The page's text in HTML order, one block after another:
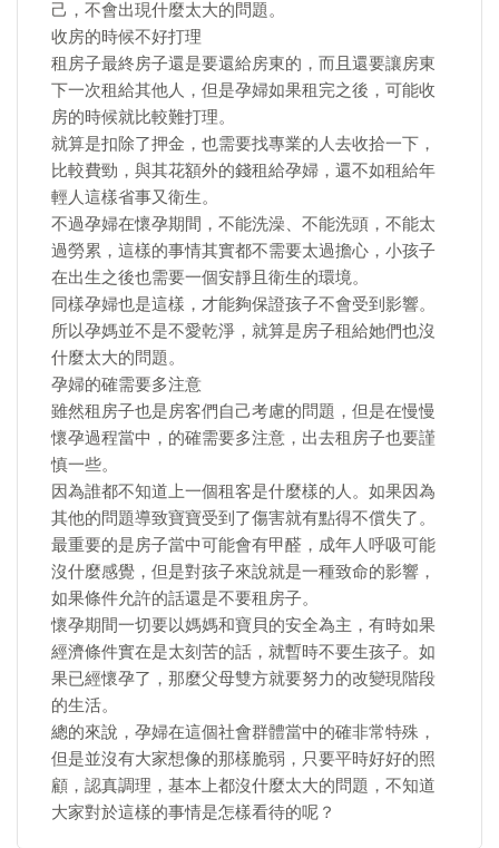
己，不會出現什麼太大的問題。
收房的時候不好打理
租房子最終房子還是要還給房東的，而且還要讓房東
下一次租給其他人，但是孕婦如果租完之後，可能收
房的時候就比較難打理。
就算是扣除了押金，也需要找專業的人去收拾一下，
比較費勁，與其花額外的錢租給孕婦，還不如租給年
輕人這樣省事又衛生。
不過孕婦在懷孕期間，不能洗澡、不能洗頭，不能太
過勞累，這樣的事情其實都不需要太過擔心，小孩子
在出生之後也需要一個安靜且衛生的環境。
同樣孕婦也是這樣，才能夠保證孩子不會受到影響。
所以孕媽並不是不愛乾淨，就算是房子租給她們也沒
什麼太大的問題。
孕婦的確需要多注意
雖然租房子也是房客們自己考慮的問題，但是在慢慢
懷孕過程當中，的確需要多注意，出去租房子也要謹
慎一些。
因為誰都不知道上一個租客是什麼樣的人。如果因為
其他的問題導致寶寶受到了傷害就有點得不償失了。
最重要的是房子當中可能會有甲醛，成年人呼吸可能
沒什麼感覺，但是對孩子來說就是一種致命的影響，
如果條件允許的話還是不要租房子。
懷孕期間一切要以媽媽和寶貝的安全為主，有時如果
經濟條件實在是太刻苦的話，就暫時不要生孩子。如
果已經懷孕了，那麼父母雙方就要努力的改變現階段
的生活。
總的來說，孕婦在這個社會群體當中的確非常特殊，
但是並沒有大家想像的那樣脆弱，只要平時好好的照
顧，認真調理，基本上都沒什麼太大的問題，不知道
大家對於這樣的事情是怎樣看待的呢？